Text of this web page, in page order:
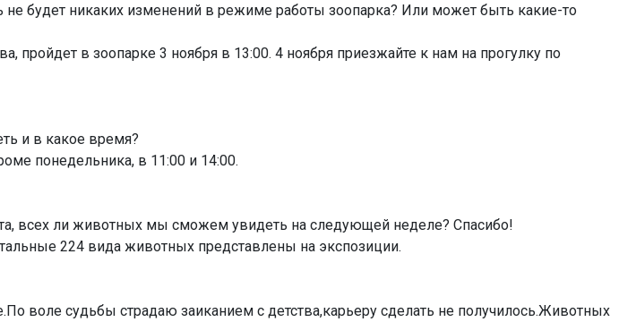
не будет никаких изменений в режиме работы зоопарка? Или может быть какие-то
в зоопарке 3 ноября в 13:00. 4 ноября приезжайте к нам на прогулку по
и в какое время?
понедельника, в 11:00 и 14:00.
всех ли животных мы сможем увидеть на следующей неделе? Спасибо!
224 вида животных представлены на экспозиции.
воле судьбы страдаю заиканием с детства,карьеру сделать не получилось.Животных